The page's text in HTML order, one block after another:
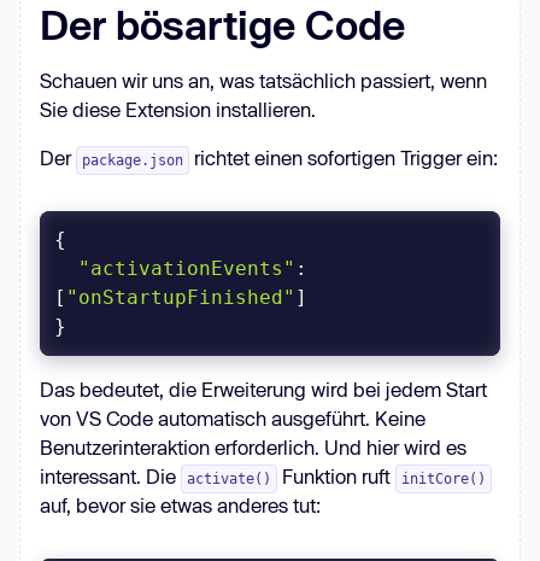
Der bösartige Code
Schauen wir uns an, was tatsächlich passiert, wenn
Sie diese Extension installieren.
Der package.json richtet einen sofortigen Trigger ein:
"activationEvents" :
[ "onStartupFinished"
Das bedeutet, die Erweiterung wird bei jedem Start
von VS Code automatisch ausgeführt. Keine
Benutzerinteraktion erforderlich. Und hier wird es
interessant. Die
activate() Funktion ruft initCore()
auf, bevor sie etwas anderes tut: